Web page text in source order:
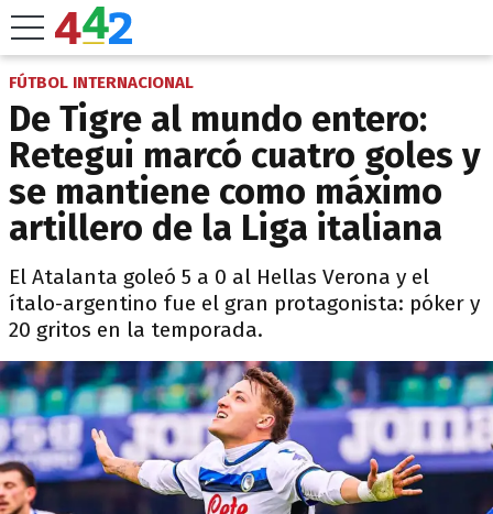
FÚTBOL INTERNACIONAL
De Tigre al mundo entero:
Retegui marcó cuatro goles y
se mantiene como máximo
artillero de la Liga italiana
El Atalanta goleó 5 a 0 al Hellas Verona y el
ítalo-argentino fue el gran protagonista: póker y
20 gritos en la temporada.